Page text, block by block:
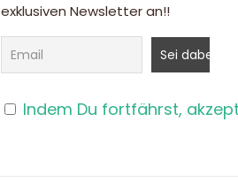
exklusiven Newsletter an!!
Indem Du fortfährst,